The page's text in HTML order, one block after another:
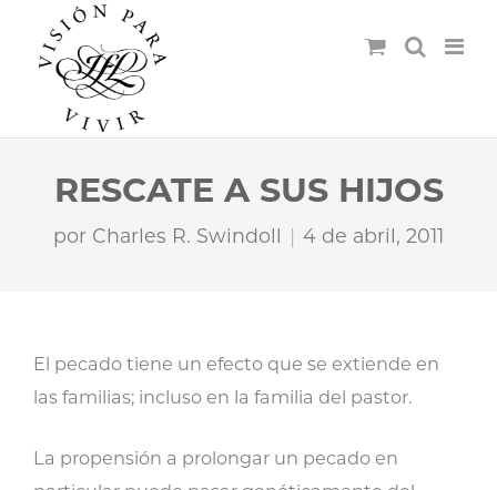
RESCATE A SUS HIJOS
por Charles R. Swindoll 4 de abril, 2011
El pecado tiene un efecto que se extiende en
las familias; incluso en la familia del pastor.
La propensión a prolongar un pecado en